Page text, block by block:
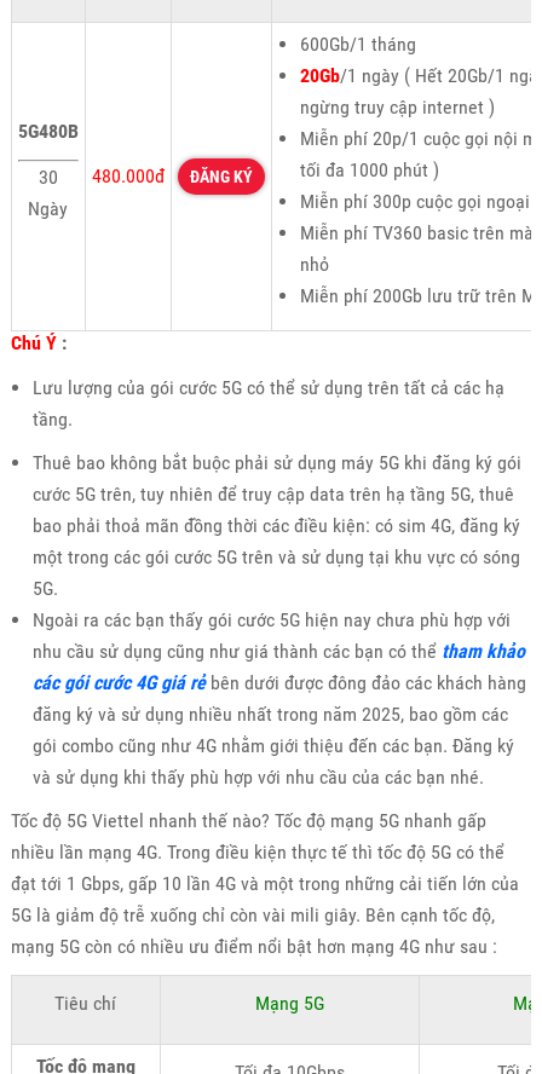
5G480B
30
Ngày
480.000đ ĐĂNG KÝ
600Gb/1 tháng
20Gb/1 ngày ( Hết 20Gb/1
ngừng truy cập internet )
Miễn phí 20p/1 cuộc gọi nội
tối đa 1000 phút )
Miễn phí 300p cuộc gọi ngoại
Miễn phí TV360 basic trên
nhỏ
Miễn phí 200Gb lưu trữ trên
Chú Ý:
Lưu lượng của gói cước 5G có thể sử dụng trên tất cả các hạ
tầng.
Thuê bao không bắt buộc phải sử dụng máy 5G khi đăng ký gói
cước 5G trên, tuy nhiên để truy cập data trên hạ tầng 5G, thuê
bao phải thoả mãn đồng thời các điều kiện: có sim 4G, đăng ký
một trong các gói cước 5G trên và sử dụng tại khu vực có sóng
5G.
Ngoài ra các bạn thấy gói cước 5G hiện nay chưa phù hợp với
nhu cầu sử dụng cũng như giá thành các bạn có thể tham khảo
các gói cước 4G giá rẻbên dưới được đông đảo các khách hàng
đăng ký và sử dụng nhiều nhất trong năm 2025, bao gồm các
gói combo cũng như 4G nhằm giới thiệu đến các bạn. Đăng ký
và sử dụng khi thấy phù hợp với nhu cầu của các bạn nhé.
Tốc độ 5G Viettel nhanh thế nào? Tốc độ mạng 5G nhanh gấp
nhiều lần mạng 4G. Trong điều kiện thực tế thì tốc độ 5G có thể
đạt tới 1 Gbps, gấp 10 lần 4G và một trong những cải tiến lớn của
5G là giảm độ trễ xuống chỉ còn vài mili giây. Bên cạnh tốc độ,
mạng 5G còn có nhiều ưu điểm nổi bật hơn mạng 4G như sau :
Tiêu chí Mạng 5G
Tốc độ mạng